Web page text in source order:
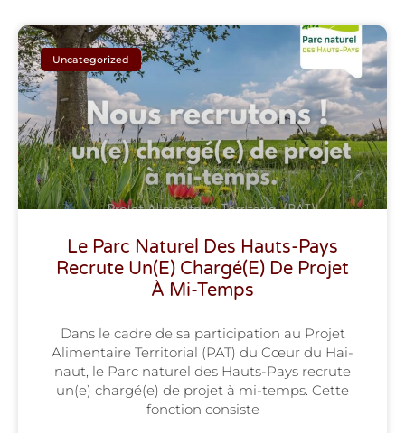
Uncategorized
Le Parc Naturel Des Hauts-Pays
Recrute Un(e) Chargé(e) De Projet
À Mi-Temps
Dans le cadre de sa par­ti­ci­pa­tion au Pro­jet
Ali­men­taire Ter­ri­to­rial (PAT) du Cœur du Hai­
naut, le Parc natu­rel des Hauts-Pays recrute
un(e) chargé(e) de pro­jet à mi-temps. Cette
fonc­tion consiste